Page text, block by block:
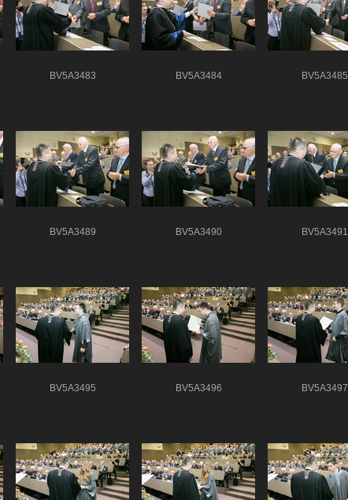
BV5A3483 BV5A3484 BV5A3485
BV5A3489 BV5A3490 BV5A3491
BV5A3495 BV5A3496 BV5A3497